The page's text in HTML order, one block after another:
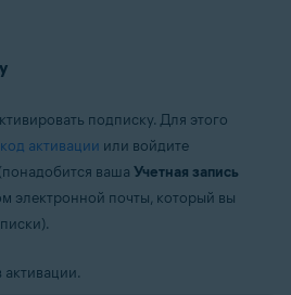
подписку. Для этого
код активации или войдите
ваша Учетная запись
электронной почты, который вы
активации.